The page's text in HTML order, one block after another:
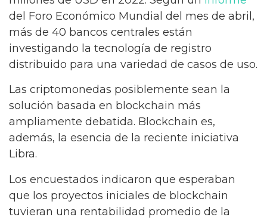
del Foro Económico Mundial del mes de abril,
más de 40 bancos centrales están
investigando la tecnología de registro
distribuido para una variedad de casos de uso.
Las criptomonedas posiblemente sean la
solución basada en blockchain más
ampliamente debatida. Blockchain es,
además, la esencia de la reciente iniciativa
Libra.
Los encuestados indicaron que esperaban
que los proyectos iniciales de blockchain
tuvieran una rentabilidad promedio de la